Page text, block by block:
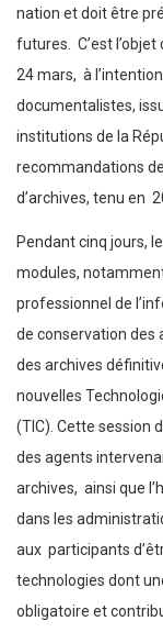
nation et doit être
futures. C’est
24 mars, à
documentalistes,
institutions de la
recommandations
d’archives, tenu en
Pendant cinq jours,
modules,
professionnel de
de conservation des
des archives
nouvelles
(TIC). Cette session
des agents
archives, ainsi que
dans les
aux participants
technologies dont
obligatoire et